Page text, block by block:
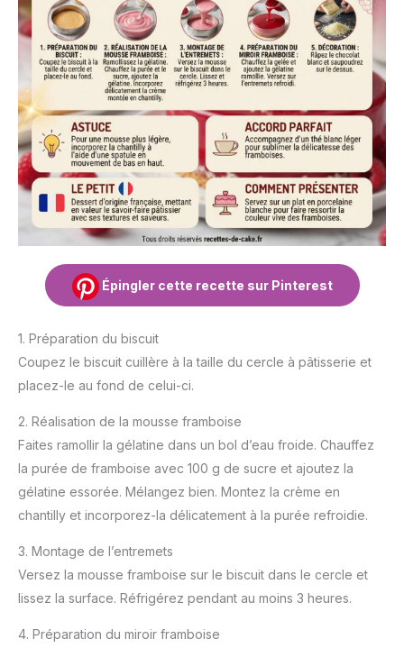
Épingler cette recette sur Pinterest
1. Préparation du biscuit
Coupez le biscuit cuillère à la taille du cercle à pâtisserie et
placez-le au fond de celui-ci.
2. Réalisation de la mousse framboise
Faites ramollir la gélatine dans un bol d’eau froide. Chauffez
la purée de framboise avec 100 g de sucre et ajoutez la
gélatine essorée. Mélangez bien. Montez la crème en
chantilly et incorporez-la délicatement à la purée refroidie.
3. Montage de l’entremets
Versez la mousse framboise sur le biscuit dans le cercle et
lissez la surface. Réfrigérez pendant au moins 3 heures.
4. Préparation du miroir framboise